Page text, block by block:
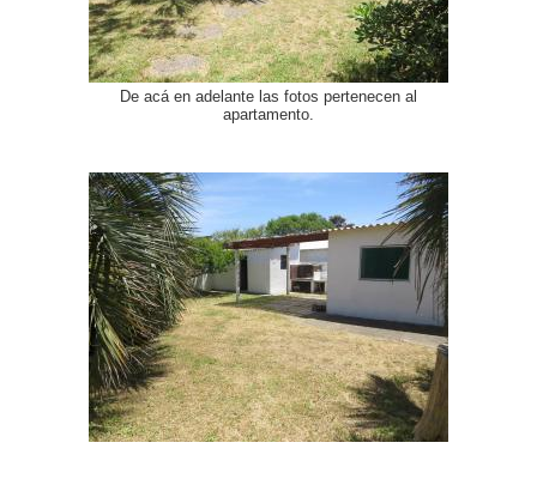
De acá en adelante las fotos pertenecen al
apartamento.